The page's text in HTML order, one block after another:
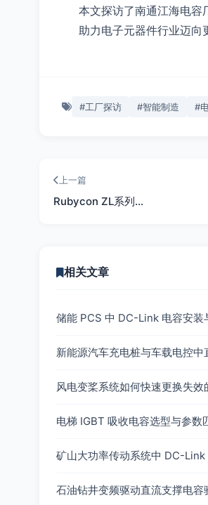
本文探访了南通江海电容
助力电子元器件行业迈向
#工厂探访 #智能制造 #
上一篇
Rubycon ZL系列…
相关文章
储能 PCS 中 DC-Link 电容安装
新能源汽车充电桩与车载电控
风电变桨系统如何快速更换失
电梯 IGBT 吸收电容选型与参数
矿山大功率传动系统中 DC-
石油钻井变频驱动直流支撑电容